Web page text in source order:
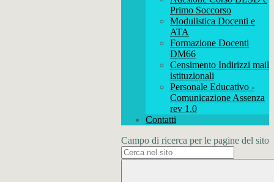
Primo Soccorso
Modulistica Docenti e
ATA
Formazione Docenti
DM66
Censimento Indirizzi mail
istituzionali
Personale Educativo -
Comunicazione Assenza
rev 1.0
Contatti
Campo di ricerca per le pagine del sito